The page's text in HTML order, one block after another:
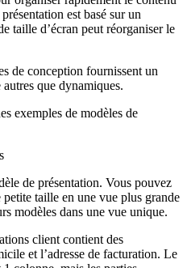
est basé sur un
taille d’écran peut réorganiser le
de conception fournissent un
que dynamiques.
exemples de modèles de
de présentation. Vous pouvez
taille en une vue plus grande
modèles dans une vue unique.
client contient des
et l’adresse de facturation. Le